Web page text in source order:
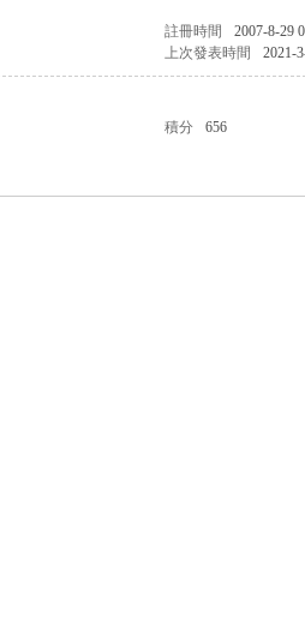
註冊時間
2007-8-29
上次發表時間 2021-
積分
656